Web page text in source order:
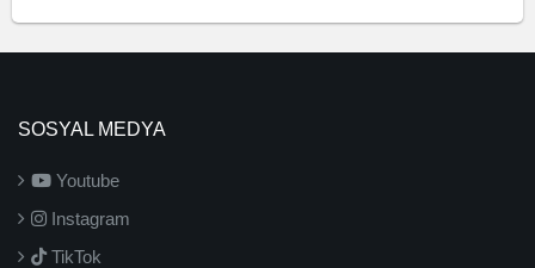
SOSYAL MEDYA
Youtube
Instagram
TikTok